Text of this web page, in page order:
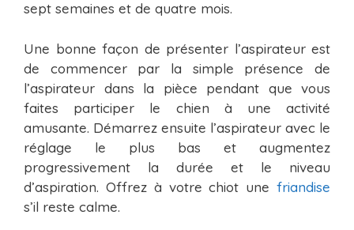
sept semaines et de quatre mois.
Une bonne façon de présenter l’aspirateur est
de commencer par la simple présence de
l’aspirateur dans la pièce pendant que vous
faites participer le chien à une activité
amusante. Démarrez ensuite l’aspirateur avec le
réglage le plus bas et augmentez
progressivement la durée et le niveau
d’aspiration. Offrez à votre chiot une friandise
s’il reste calme.